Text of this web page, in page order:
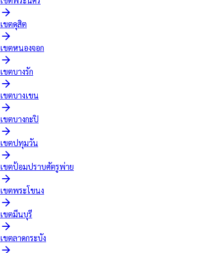
เขตดุสิต
เขตหนองจอก
เขตบางรัก
เขตบางเขน
เขตบางกะปิ
เขตปทุมวัน
เขตป้อมปราบศัตรูพ่าย
เขตพระโขนง
เขตมีนบุรี
เขตลาดกระบัง